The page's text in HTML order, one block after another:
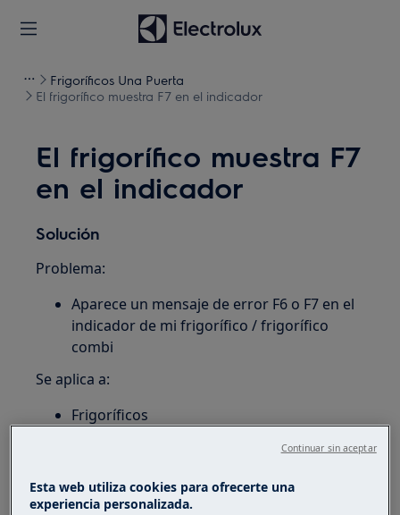
Frigoríficos Una Puerta
El frigorífico muestra F7 en el indicador
El frigorífico muestra F7
en el indicador
Solución
Problema:
Aparece un mensaje de error F6 o F7 en el
indicador de mi frigorífico / frigorífico
combi
Se aplica a:
Frigoríficos
1. Verifique si hubo una interrupción en el
Esta web utiliza cookies para ofrecerte una
experiencia personalizada.
Continuar sin aceptar